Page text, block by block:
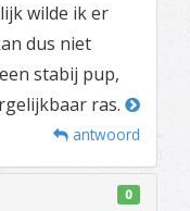
wilde ik er
dus niet
stabij pup,
ras.
antwoord
0